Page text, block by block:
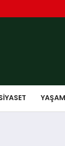
YAŞAM